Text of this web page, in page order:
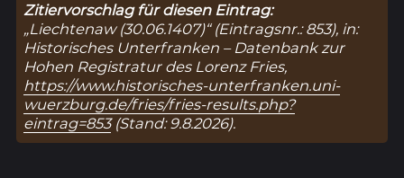
Zitiervorschlag für diesen Eintrag:
„Liechtenaw (30.06.1407)“ (Eintragsnr.: 853), in:
Historisches Unterfranken – Datenbank zur
Hohen Registratur des Lorenz Fries,
https://www.historisches-unterfranken.uni-
wuerzburg.de/fries/fries-results.php?
eintrag=853(Stand: 9.8.2026).